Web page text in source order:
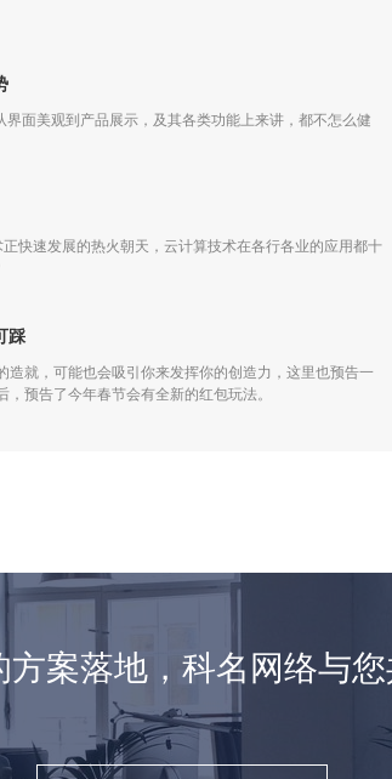
面美观到产品展示，及其各类功能上来讲，都不怎么健
快速发展的热火朝天，云计算技术在各行各业的应用都十
踩
造就，可能也会吸引你来发挥你的创造力，这里也预告一
预告了今年春节会有全新的红包玩法。
方案落地，科名网络与